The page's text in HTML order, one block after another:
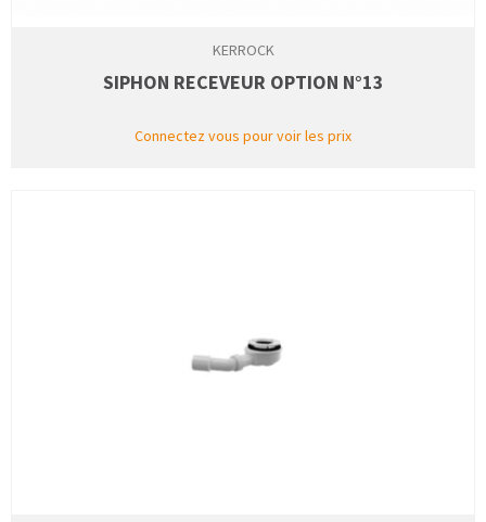
KERROCK
SIPHON RECEVEUR OPTION N°13
Connectez vous pour voir les prix